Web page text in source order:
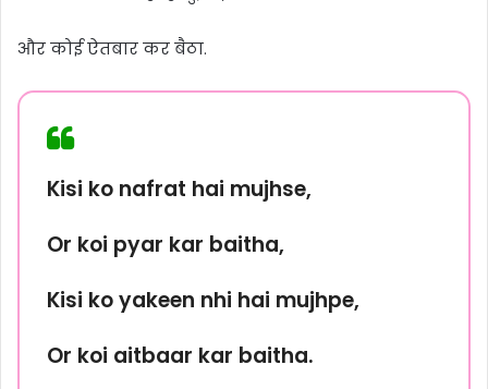
और कोई ऐतबार कर बैठा.
Kisi ko nafrat hai mujhse,
Or koi pyar kar baitha,
Kisi ko yakeen nhi hai mujhpe,
Or koi aitbaar kar baitha.